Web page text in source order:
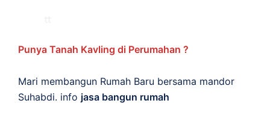
Punya Tanah Kavling di Perumahan ?
Mari membangun Rumah Baru bersama mandor
Suhabdi. info jasa bangun rumah